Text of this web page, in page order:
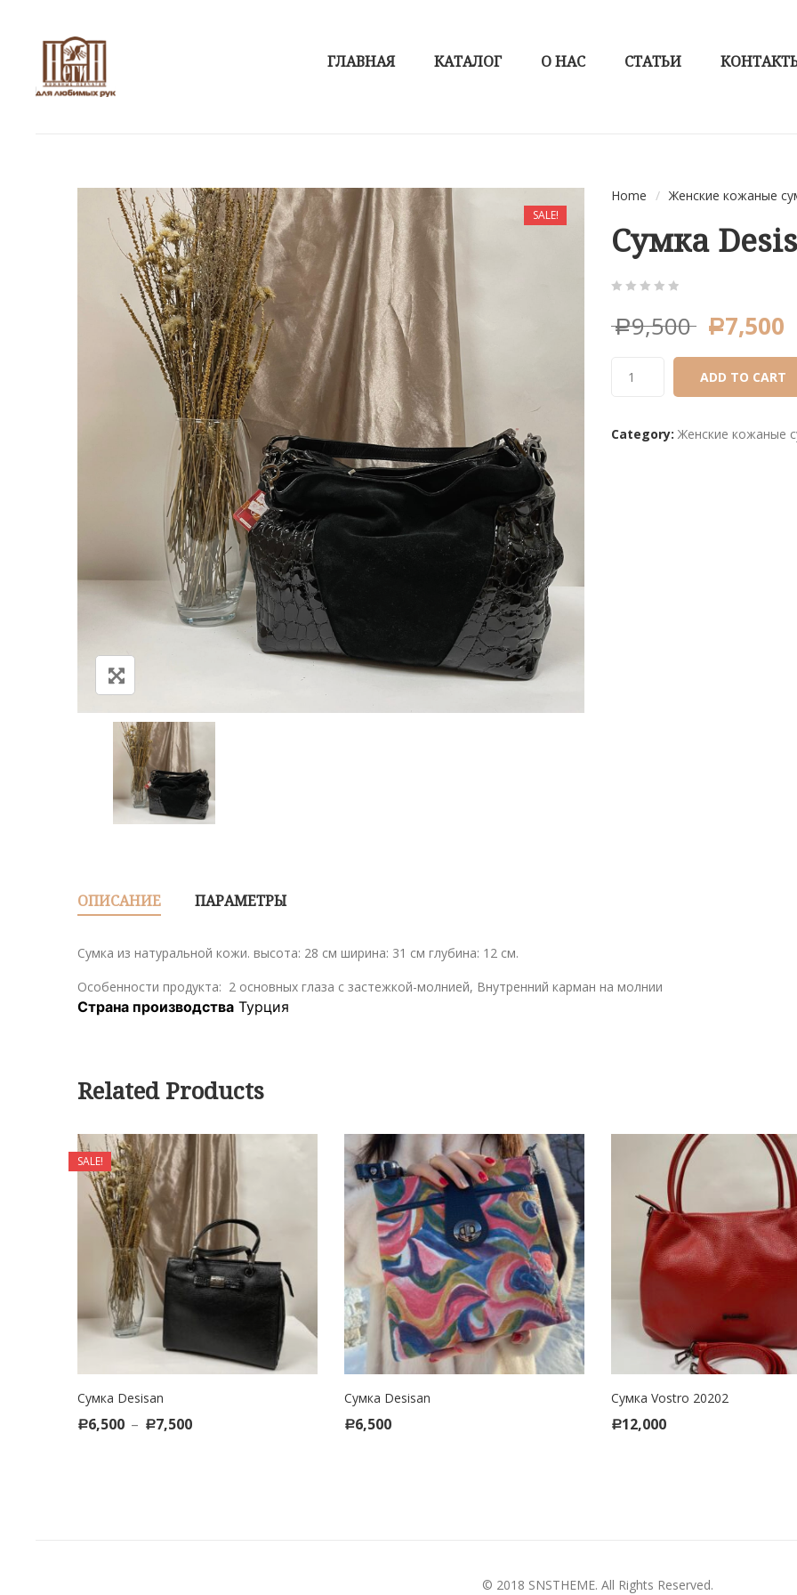
ГЛАВНАЯ КАТАЛОГ О НАС СТАТЬИ
SALE!
Home / Женские кожаные
Сумка
out
based
ratings
Р9,500 Р7,500
ADD TO CART
Category: Женские кожаные
ОПИСАНИЕ ПАРАМЕТРЫ
Сумка из натуральной кожи. высота: 28 см ширина: 31 см глубина: 12 см.
Особенности продукта: 2 основных глаза с застежкой-молнией, Внутренний карман на молнии
Страна производства Турция
Related Products
SALE!
Сумка Desisan
Р6,500 – Р7,500
SELECT OPTIONS
Сумка Desisan
Р6,500
SELECT OPTIONS
Сумка Vostro 20202
Р12,000
SELECT OPTIONS
© 2018 SNSTHEME. All Rights Reserved.